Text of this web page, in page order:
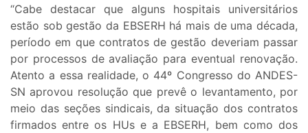
“Cabe destacar que alguns hospitais universitários
estão sob gestão da EBSERH há mais de uma década,
período em que contratos de gestão deveriam passar
por processos de avaliação para eventual renovação.
Atento a essa realidade, o 44º Congresso do ANDES-
SN aprovou resolução que prevê o levantamento, por
meio das seções sindicais, da situação dos contratos
firmados entre os HUs e a EBSERH, bem como dos